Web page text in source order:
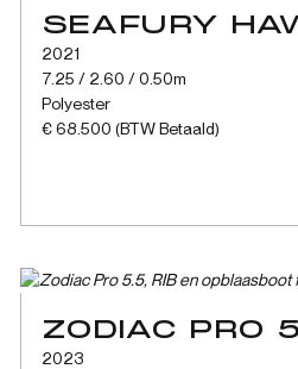
SEAFURY
2021
7.25 / 2.60 / 0.50m
Polyester
€ 68.500 (BTW Betaald)
ZODIAC PRO
2023